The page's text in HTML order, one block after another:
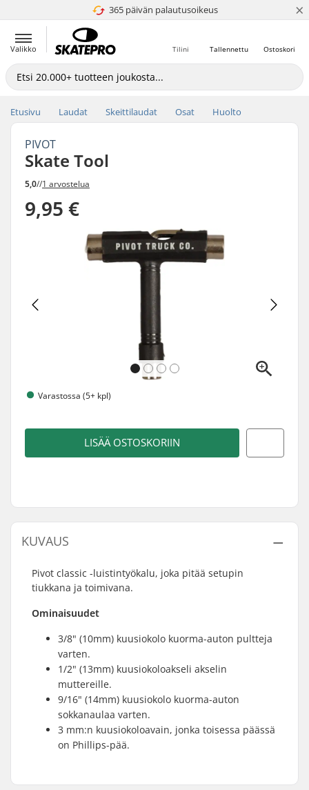
365 päivän palautusoikeus
4.8 / 5 ×
Valikko Ostoskori
Tallennettu
Tilini
Etusivu Laudat Skeittilaudat Osat Huolto
PIVOT
Skate Tool
5,0//1 arvostelua
9,95 €
Varastossa (5+ kpl)
LISÄÄ OSTOSKORIIN
KUVAUS
Pivot classic -luistintyökalu, joka pitää setupin
tiukkana ja toimivana.
Ominaisuudet
3/8" (10mm) kuusiokolo kuorma-auton pultteja
varten.
1/2" (13mm) kuusiokoloakseli akselin
muttereille.
9/16" (14mm) kuusiokolo kuorma-auton
sokkanaulaa varten.
3 mm:n kuusiokoloavain, jonka toisessa päässä
on Phillips-pää.